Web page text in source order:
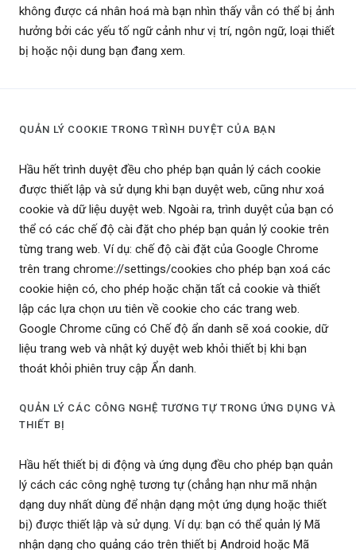
không được cá nhân hoá mà bạn nhìn thấy vẫn có thể bị ảnh
hưởng bởi các yếu tố ngữ cảnh như vị trí, ngôn ngữ, loại thiết
bị hoặc nội dung bạn đang xem.
QUẢN LÝ COOKIE TRONG TRÌNH DUYỆT CỦA BẠN
Hầu hết trình duyệt đều cho phép bạn quản lý cách cookie
được thiết lập và sử dụng khi bạn duyệt web, cũng như xoá
cookie và dữ liệu duyệt web. Ngoài ra, trình duyệt của bạn có
thể có các chế độ cài đặt cho phép bạn quản lý cookie trên
từng trang web. Ví dụ: chế độ cài đặt của Google Chrome
trên trang chrome://settings/cookies cho phép bạn xoá các
cookie hiện có, cho phép hoặc chặn tất cả cookie và thiết
lập các lựa chọn ưu tiên về cookie cho các trang web.
Google Chrome cũng có Chế độ ẩn danh sẽ xoá cookie, dữ
liệu trang web và nhật ký duyệt web khỏi thiết bị khi bạn
thoát khỏi phiên truy cập Ẩn danh.
QUẢN LÝ CÁC CÔNG NGHỆ TƯƠNG TỰ TRONG ỨNG DỤNG VÀ
THIẾT BỊ
Hầu hết thiết bị di động và ứng dụng đều cho phép bạn quản
lý cách các công nghệ tương tự (chẳng hạn như mã nhận
dạng duy nhất dùng để nhận dạng một ứng dụng hoặc thiết
bị) được thiết lập và sử dụng. Ví dụ: bạn có thể quản lý Mã
nhận dạng cho quảng cáo trên thiết bị Android hoặc Mã